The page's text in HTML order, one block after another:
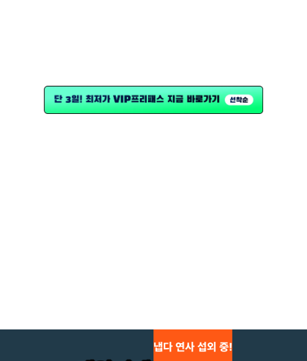
냅다 연사 섭외 중!